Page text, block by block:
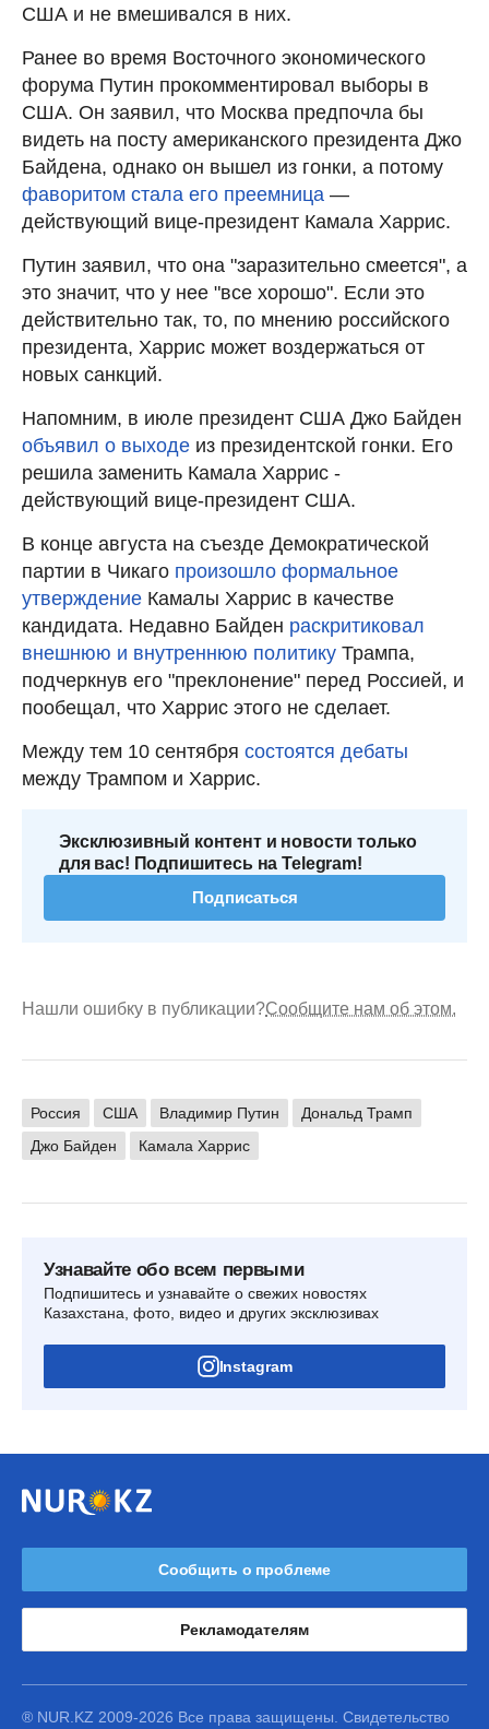
США и не вмешивался в них.
Ранее во время Восточного экономического
форума Путин прокомментировал выборы в
США. Он заявил, что Москва предпочла бы
видеть на посту американского президента Джо
Байдена, однако он вышел из гонки, а потому
фаворитом стала его преемница —
действующий вице-президент Камала Харрис.
Путин заявил, что она "заразительно смеется", а
это значит, что у нее "все хорошо". Если это
действительно так, то, по мнению российского
президента, Харрис может воздержаться от
новых санкций.
Напомним, в июле президент США Джо Байден
объявил о выходе из президентской гонки. Его
решила заменить Камала Харрис -
действующий вице-президент США.
В конце августа на съезде Демократической
партии в Чикаго произошло формальное
утверждение Камалы Харрис в качестве
кандидата. Недавно Байден раскритиковал
внешнюю и внутреннюю политику Трампа,
подчеркнув его "преклонение" перед Россией, и
пообещал, что Харрис этого не сделает.
Между тем 10 сентября состоятся дебаты
между Трампом и Харрис.
Эксклюзивный контент и новости только
для вас! Подпишитесь на Telegram!
Подписаться
Нашли ошибку в публикации?Сообщите нам об этом.
Россия США Владимир Путин
Дональд Трамп
Джо Байден
Камала Харрис
Узнавайте обо всем первыми
Подпишитесь и узнавайте о свежих новостях
Казахстана, фото, видео и других эксклюзивах
Instagram
Сообщить о проблеме
Рекламодателям
® NUR.KZ 2009-2026 Все права защищены. Свидетельство